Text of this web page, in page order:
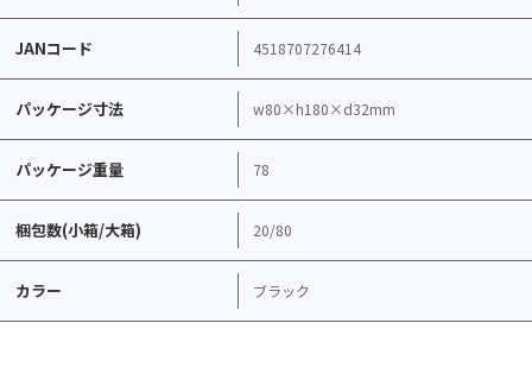
JANコード 4518707276414
パッケージ寸法 w80×h180×d32mm
パッケージ重量 78
梱包数(小箱/大箱) 20/80
カラー ブラック